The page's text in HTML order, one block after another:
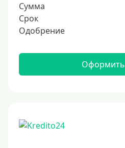
Сумма
Срок
Одобрение
Оформить